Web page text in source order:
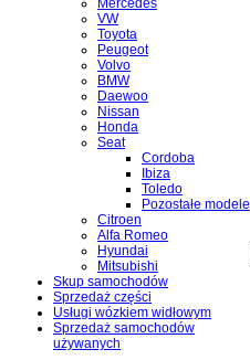
Mercedes
VW
Toyota
Peugeot
Volvo
BMW
Daewoo
Nissan
Honda
Seat
Cordoba
Ibiza
Toledo
Pozostałe modele
Citroen
Alfa Romeo
Hyundai
Mitsubishi
Skup samochodów
Sprzedaż części
Usługi wózkiem widłowym
Sprzedaż samochodów
używanych